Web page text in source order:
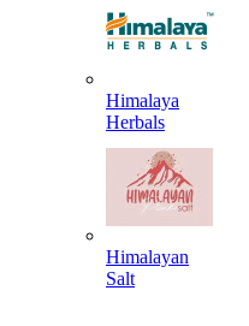
Himalaya
Herbals
Himalayan
Salt